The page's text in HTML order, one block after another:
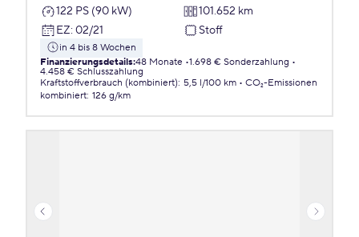
122 PS (90 kW)
101.652 km
EZ: 02/21 Stoff
in 4 bis 8 Wochen
Finanzierungsdetails:48 Monate 1.698 € Sonderzahlung
4.458 € Schlusszahlung
Kraftstoffverbrauch (kombiniert): 5,5 l/100 km
CO₂-Emissionen
kombiniert: 126 g/km